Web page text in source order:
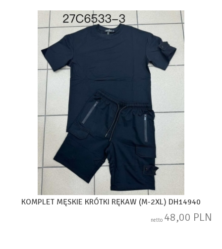
KOMPLET MĘSKIE KRÓTKI RĘKAW (M-2XL) DH14940
netto 48,00 PLN